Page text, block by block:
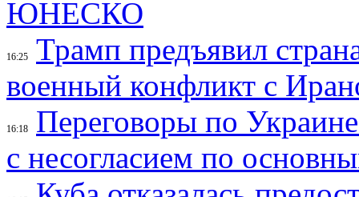
ЮНЕСКО
16:25
Трамп предъявил
военный конфликт с
16:18
Переговоры по
с несогласием по